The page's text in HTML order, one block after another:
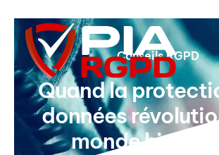
Conseils RGPD
Quand la
données
monde high-